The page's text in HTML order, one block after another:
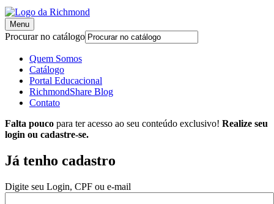
Menu
Procurar no catálogo
Quem Somos
Catálogo
Portal Educacional
RichmondShare Blog
Contato
Falta pouco para ter acesso ao seu conteúdo exclusivo! Realize seu
login ou cadastre-se.
Já tenho cadastro
Digite seu Login, CPF ou e-mail